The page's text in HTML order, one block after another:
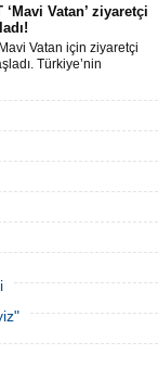
‘Mavi Vatan’ ziyaretçi
Vatan için ziyaretçi
Türkiye’nin
20-23 Ağustos
Gölcük Tersanesi
gerçekleştirilecek.